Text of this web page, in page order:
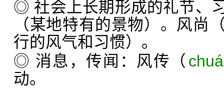
◎ 社会上长期形成的礼节、
（某地特有的景物）。风尚
行的风气和习惯）。
◎ 消息，传闻：风传（
动。